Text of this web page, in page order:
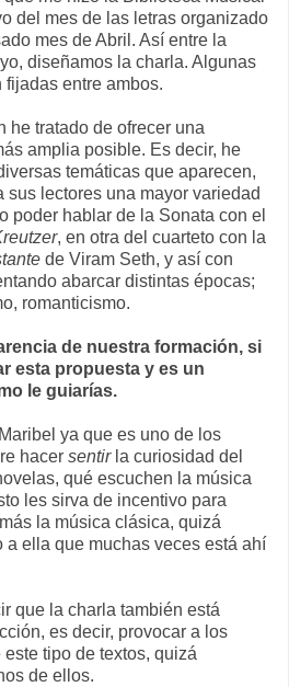
del mes de las letras organizado
mes de Abril. Así entre la
diseñamos la charla. Algunas
entre ambos.
he tratado de ofrecer una
amplia posible. Es decir, he
temáticas que aparecen,
sus lectores una mayor variedad
poder hablar de la Sonata con el
, en otra del cuarteto con la
de Viram Seth, y así con
abarcar distintas épocas;
romanticismo.
de nuestra formación, si
esta propuesta y es un
le guiarías.
ya que es uno de los
hacer sentirla curiosidad del
qué escuchen la música
les sirva de incentivo para
la música clásica, quizá
a ella que muchas veces está ahí
que la charla también está
es decir, provocar a los
tipo de textos, quizá
de ellos.